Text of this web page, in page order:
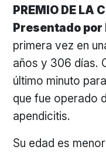
PREMIO DE LA
Presentado por
primera vez en
años y 306 días.
último minuto
que fue operado
apendicitis.
Su edad es